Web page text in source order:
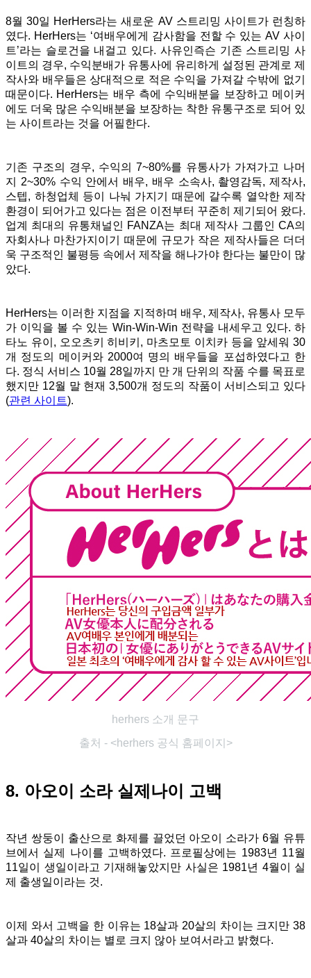
8월 30일 HerHers라는 새로운 AV 스트리밍 사이트가 런칭하
였다. HerHers는 ‘여배우에게 감사함을 전할 수 있는 AV 사이
트’라는 슬로건을 내걸고 있다. 사유인즉슨 기존 스트리밍 사
이트의 경우, 수익분배가 유통사에 유리하게 설정된 관계로 제
작사와 배우들은 상대적으로 적은 수익을 가져갈 수밖에 없기
때문이다. HerHers는 배우 측에 수익배분을 보장하고 메이커
에도 더욱 많은 수익배분을 보장하는 착한 유통구조로 되어 있
는 사이트라는 것을 어필한다.
기존 구조의 경우, 수익의 7~80%를 유통사가 가져가고 나머
지 2~30% 수익 안에서 배우, 배우 소속사, 촬영감독, 제작사,
스텝, 하청업체 등이 나눠 가지기 때문에 갈수록 열악한 제작
환경이 되어가고 있다는 점은 이전부터 꾸준히 제기되어 왔다.
업계 최대의 유통채널인 FANZA는 최대 제작사 그룹인 CA의
자회사나 마찬가지이기 때문에 규모가 작은 제작사들은 더더
욱 구조적인 불평등 속에서 제작을 해나가야 한다는 불만이 많
았다.
HerHers는 이러한 지점을 지적하며 배우, 제작사, 유통사 모두
가 이익을 볼 수 있는 Win-Win-Win 전략을 내세우고 있다. 하
타노 유이, 오오츠키 히비키, 마츠모토 이치카 등을 앞세워 30
개 정도의 메이커와 2000여 명의 배우들을 포섭하였다고 한
다. 정식 서비스 10월 28일까지 만 개 단위의 작품 수를 목표로
했지만 12월 말 현재 3,500개 정도의 작품이 서비스되고 있다
(관련 사이트).
herhers 소개 문구
출처 - <herhers공식 홈페이지>
8. 아오이 소라 실제나이 고백
작년 쌍둥이 출산으로 화제를 끌었던 아오이 소라가 6월 유튜
브에서 실제 나이를 고백하였다. 프로필상에는 1983년 11월
11일이 생일이라고 기재해놓았지만 사실은 1981년 4월이 실
제 출생일이라는 것.
이제 와서 고백을 한 이유는 18살과 20살의 차이는 크지만 38
살과 40살의 차이는 별로 크지 않아 보여서라고 밝혔다.